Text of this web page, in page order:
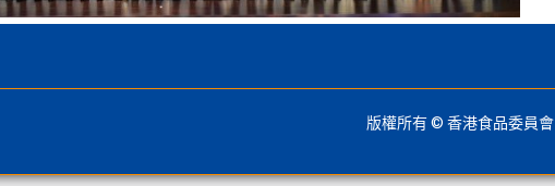
版權所有 © 香港食品委員會